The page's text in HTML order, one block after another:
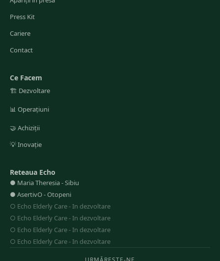
Press Kit
Cariere
Contact
Ce Facem
🏗️ Dezvoltare
📊 Operațiuni
🤝 Achiziții
💡Inovație
Reteaua Echo
● Maria Theresia-Sibiu
● AsertivO-Otopeni
○ Echo Elderly Care-In dezvoltare
○ Echo Elderly Care-In dezvoltare
○ Echo Elderly Care-In dezvoltare
○ Echo Elderly Care-In dezvoltare